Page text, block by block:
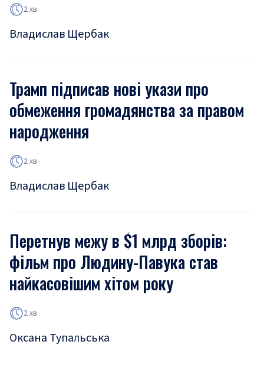
2 хв
Владислав Щербак
Трамп підписав нові укази про
обмеження громадянства за правом
народження
2 хв
Владислав Щербак
Перетнув межу в $1 млрд зборів:
фільм про Людину-Павука став
найкасовішим хітом року
2 хв
Оксана Тупальська